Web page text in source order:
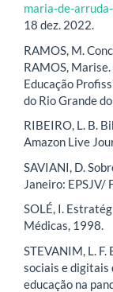
maria-de-
18 dez. 2022.
RAMOS, M.
RAMOS,
Educação
do Rio Grande
RIBEIRO, L. B.
Amazon Live
SAVIANI, D.
Janeiro: EPSJV/
SOLÉ, I.
Médicas, 1998.
STEVANIM, L.
sociais e
educação na